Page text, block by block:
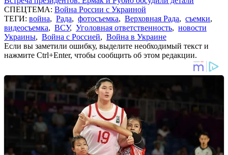
СПЕЦТЕМА: Война России с Украиной
ТЕГИ: война, Рада, фотосъемка, Верховная Рада, съемки,
видеосъемка, ВСУ, Уголовная ответственность, новости
Украины, Война с Россией, Война в Украине
Если вы заметили ошибку, выделите необходимый текст и
нажмите Ctrl+Enter, чтобы сообщить об этом редакции.